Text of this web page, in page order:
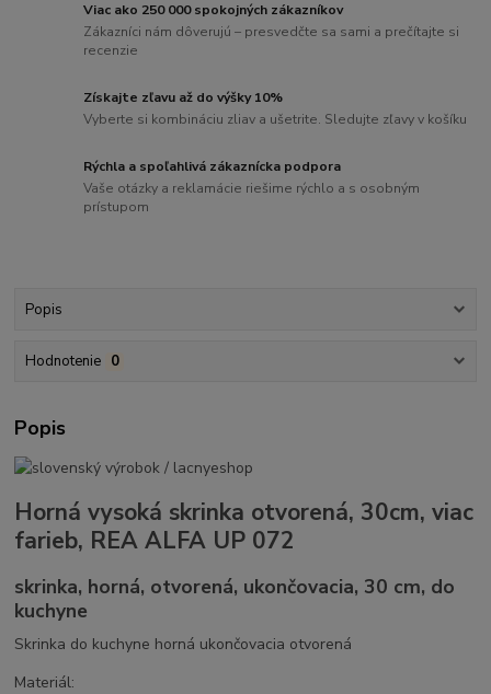
Viac ako 250 000 spokojných zákazníkov
Zákazníci nám dôverujú – presvedčte sa sami a prečítajte si
recenzie
Získajte zľavu až do výšky 10%
Vyberte si kombináciu zliav a ušetrite. Sledujte zľavy v košíku
Rýchla a spoľahlivá zákaznícka podpora
Vaše otázky a reklamácie riešime rýchlo a s osobným
prístupom
Popis
Hodnotenie 0
Popis
Horná vysoká skrinka otvorená, 30cm, viac
farieb, REA ALFA UP 072
skrinka, horná, otvorená, ukončovacia, 30 cm, do
kuchyne
Skrinka do kuchyne horná ukončovacia otvorená
Materiál: